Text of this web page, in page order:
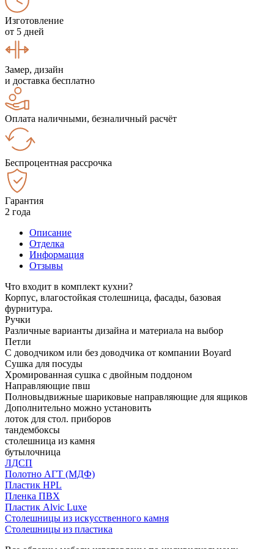
Изготовление
от 5 дней
Замер, дизайн
и доставка бесплатно
Оплата наличными, безналичный расчёт
Беспроцентная рассрочка
Гарантия
2 года
Описание
Отделка
Информация
Отзывы
Что входит в комплект кухни?
Корпус, влагостойкая столешница, фасады, базовая
фурнитура.
Ручки
Различные варианты дизайна и материала на выбор
Петли
С доводчиком или без доводчика от компании Boyard
Сушка для посуды
Хромированная сушка с двойным поддоном
Направляющие пвш
Полновыдвижные шариковые направляющие для ящиков
Дополнительно можно установить
лоток для стол. приборов
тандембоксы
столешница из камня
бутылочница
ЛДСП
Полотно АГТ (МДФ)
Пластик HPL
Пленка ПВХ
Пластик Alvic Luxe
Столешницы из искусственного камня
Столешницы из пластика